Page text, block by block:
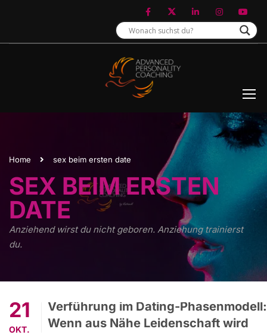
Home sex beim ersten date
SEX BEIM ERSTEN
DATE
Anziehend wirst du nicht geboren. Anziehung trainierst
du.
21
OKT.
Verführung im Dating-Phasenmodell:
Wenn aus Nähe Leidenschaft wird